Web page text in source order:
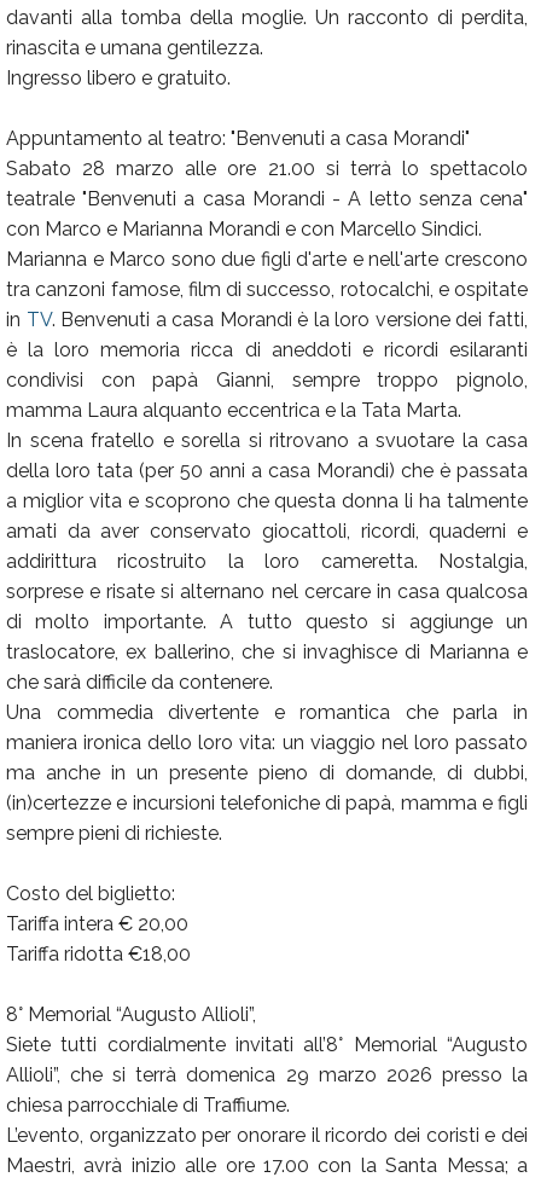
davanti alla tomba della moglie. Un racconto di perdita,
rinascita e umana gentilezza.
Ingresso libero e gratuito.
Appuntamento al teatro: "Benvenuti a casa Morandi"
Sabato 28 marzo alle ore 21.00 si terrà lo spettacolo
teatrale "Benvenuti a casa Morandi - A letto senza cena"
con Marco e Marianna Morandi e con Marcello Sindici.
Marianna e Marco sono due figli d'arte e nell'arte crescono
tra canzoni famose, film di successo, rotocalchi, e ospitate
in TV. Benvenuti a casa Morandi è la loro versione dei fatti,
è la loro memoria ricca di aneddoti e ricordi esilaranti
condivisi con papà Gianni, sempre troppo pignolo,
mamma Laura alquanto eccentrica e la Tata Marta.
In scena fratello e sorella si ritrovano a svuotare la casa
della loro tata (per 50 anni a casa Morandi) che è passata
a miglior vita e scoprono che questa donna li ha talmente
amati da aver conservato giocattoli, ricordi, quaderni e
addirittura ricostruito la loro cameretta. Nostalgia,
sorprese e risate si alternano nel cercare in casa qualcosa
di molto importante. A tutto questo si aggiunge un
traslocatore, ex ballerino, che si invaghisce di Marianna e
che sarà difficile da contenere.
Una commedia divertente e romantica che parla in
maniera ironica dello loro vita: un viaggio nel loro passato
ma anche in un presente pieno di domande, di dubbi,
(in)certezze e incursioni telefoniche di papà, mamma e figli
sempre pieni di richieste.
Costo del biglietto:
Tariffa intera € 20,00
Tariffa ridotta €18,00
8° Memorial “Augusto Allioli”,
Siete tutti cordialmente invitati all’8° Memorial “Augusto
Allioli”, che si terrà domenica 29 marzo 2026 presso la
chiesa parrocchiale di Traffiume.
L’evento, organizzato per onorare il ricordo dei coristi e dei
Maestri, avrà inizio alle ore 17.00 con la Santa Messa; a